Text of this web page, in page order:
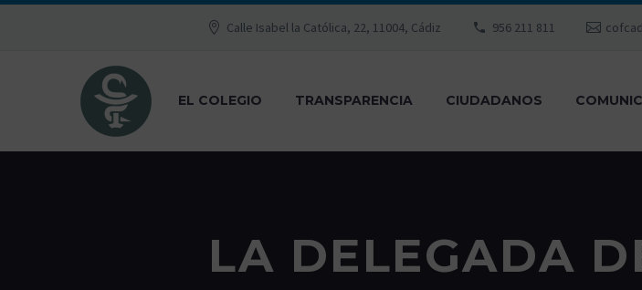
Calle Isabel la Católica, 22, 11004, Cádiz 956 211 811
EL COLEGIO TRANSPARENCIA CIUDADANOS
LA DELEGADA